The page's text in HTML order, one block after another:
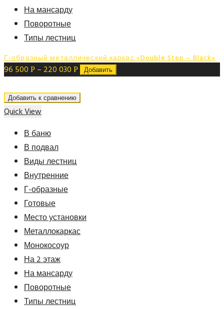
На мансарду
Поворотные
Типы лестниц
Г-образный металлический каркас «Double Step – Black»
96 500 Р – 220 030 Р Добавить
Добавить к сравнению
Quick View
В баню
В подвал
Виды лестниц
Внутренние
Г-образные
Готовые
Место установки
Металлокаркас
Монокосоур
На 2 этаж
На мансарду
Поворотные
Типы лестниц